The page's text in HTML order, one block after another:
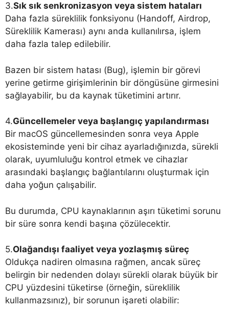
3.Sık sık senkronizasyon veya sistem hataları
Daha fazla süreklilik fonksiyonu (Handoff, Airdrop,
Süreklilik Kamerası) aynı anda kullanılırsa, işlem
daha fazla talep edilebilir.
Bazen bir sistem hatası (Bug), işlemin bir görevi
yerine getirme girişimlerinin bir döngüsüne girmesini
sağlayabilir, bu da kaynak tüketimini artırır.
4.Güncellemeler veya başlangıç ​​yapılandırması
Bir macOS güncellemesinden sonra veya Apple
ekosisteminde yeni bir cihaz ayarladığınızda, sürekli
olarak, uyumluluğu kontrol etmek ve cihazlar
arasındaki başlangıç ​​bağlantılarını oluşturmak için
daha yoğun çalışabilir.
Bu durumda, CPU kaynaklarının aşırı tüketimi sorunu
bir süre sonra kendi başına çözülecektir.
5.Olağandışı faaliyet veya yozlaşmış süreç
Oldukça nadiren olmasına rağmen, ancak süreç
belirgin bir nedenden dolayı sürekli olarak büyük bir
CPU yüzdesini tüketirse (örneğin, süreklilik
kullanmazsınız), bir sorunun işareti olabilir: